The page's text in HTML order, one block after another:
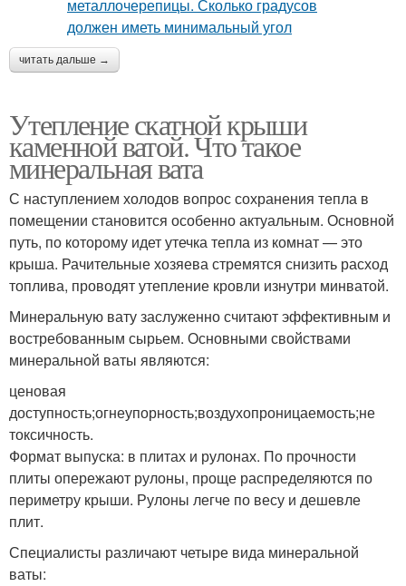
читать дальше →
Утепление скатной крыши
каменной ватой. Что такое
минеральная вата
С наступлением холодов вопрос сохранения тепла в
помещении становится особенно актуальным. Основной
путь, по которому идет утечка тепла из комнат — это
крыша. Рачительные хозяева стремятся снизить расход
топлива, проводят утепление кровли изнутри минватой.
Минеральную вату заслуженно считают эффективным и
востребованным сырьем. Основными свойствами
минеральной ваты являются:
ценовая
доступность;огнеупорность;воздухопроницаемость;не
токсичность.
Формат выпуска: в плитах и рулонах. По прочности
плиты опережают рулоны, проще распределяются по
периметру крыши. Рулоны легче по весу и дешевле
плит.
Специалисты различают четыре вида минеральной
ваты: